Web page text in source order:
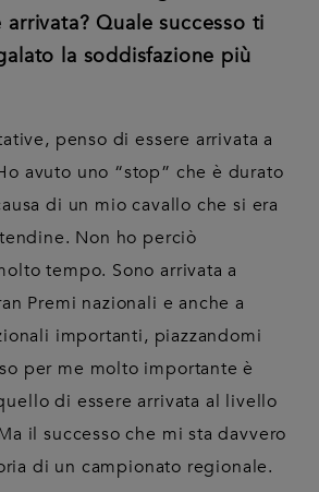
Quale successo ti
la soddisfazione più
penso di essere arrivata a
avuto uno “stop” che è durato
di un mio cavallo che si era
Non ho perciò
tempo. Sono arrivata a
Premi nazionali e anche a
importanti, piazzandomi
per me molto importante è
di essere arrivata al livello
il successo che mi sta davvero
di un campionato regionale.